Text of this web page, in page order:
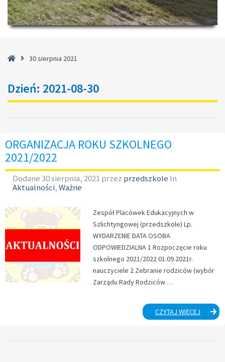
Strona30 sierpnia 2021
Dzień: 2021-08-30
ORGANIZACJA ROKU SZKOLNEGO
2021/2022
Dodane30 sierpnia, 2021 przez przedszkole In
Aktualności,Ważne
Zespół Placówek Edukacyjnych w
Szlichtyngowej (przedszkole) Lp.
WYDARZENIE DATA OSOBA
ODPOWIEDZIALNA 1 Rozpoczęcie roku
szkolnego 2021/2022 01.09.2021r.
nauczyciele 2 Zebranie rodziców (wybór
Zarządu Rady Rodziców …
CZYTAJ WIĘCEJ
ROKU